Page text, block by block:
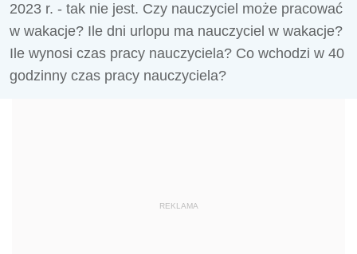
2023 r. - tak nie jest. Czy nauczyciel może pracować
w wakacje? Ile dni urlopu ma nauczyciel w wakacje?
Ile wynosi czas pracy nauczyciela? Co wchodzi w 40
godzinny czas pracy nauczyciela?
REKLAMA